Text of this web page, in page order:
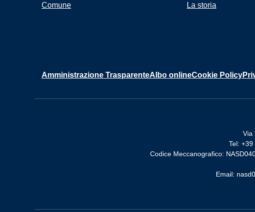
Comune
La storia
Amministrazione TrasparenteAlbo onlineCookie Policy
Via
Tel:
Codice Meccanografico:
Email: